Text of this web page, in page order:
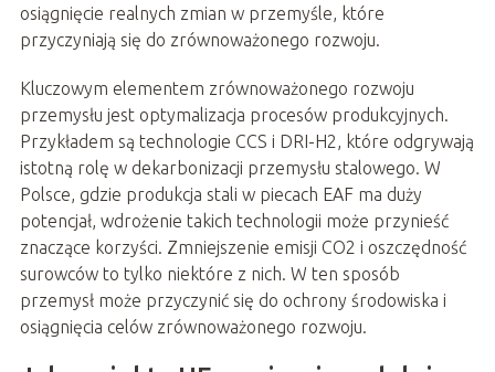
osiągnięcie realnych zmian w przemyśle, które
przyczyniają się do zrównoważonego rozwoju.
Kluczowym elementem zrównoważonego rozwoju
przemysłu jest optymalizacja procesów produkcyjnych.
Przykładem są technologie CCS i DRI-H2, które odgrywają
istotną rolę w dekarbonizacji przemysłu stalowego. W
Polsce, gdzie produkcja stali w piecach EAF ma duży
potencjał, wdrożenie takich technologii może przynieść
znaczące korzyści. Zmniejszenie emisji CO2 i oszczędność
surowców to tylko niektóre z nich. W ten sposób
przemysł może przyczynić się do ochrony środowiska i
osiągnięcia celów zrównoważonego rozwoju.